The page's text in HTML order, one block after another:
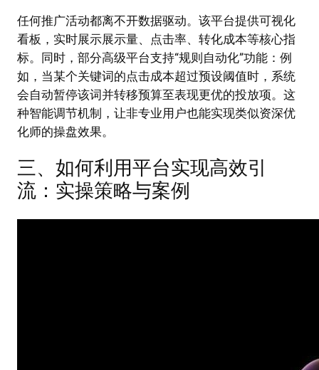
任何推广活动都离不开数据驱动。该平台提供可视化
看板，实时展示展示量、点击率、转化成本等核心指
标。同时，部分高级平台支持“规则自动化”功能：例
如，当某个关键词的点击成本超过预设阈值时，系统
会自动暂停该词并转移预算至表现更优的投放项。这
种智能调节机制，让非专业用户也能实现类似资深优
化师的操盘效果。
三、如何利用平台实现高效引
流：实操策略与案例